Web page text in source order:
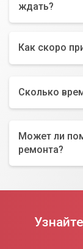
ждать?
Как скоро
Сколько
Может ли
ремонта?